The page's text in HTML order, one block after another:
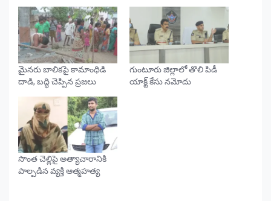
మైనరు బాలికపై కామాంధిడి
దాడి, బద్ధి చెప్పిన ప్రజలు
గుంటూరు జిల్లాలో తొలి పిడీ
యాక్ట్ కేసు నమోదు
సొంత చెల్లిపై అత్యాచారానికి
పాల్పడిన వ్యక్తి ఆత్మహత్య